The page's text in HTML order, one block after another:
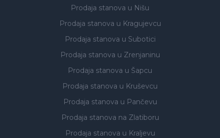
Prodaja stanova u Nišu
Prodaja stanova u Kragujevcu
Prodaja stanova u Subotici
Prodaja stanova u Zrenjaninu
Prodaja stanova u Šapcu
Prodaja stanova u Kruševcu
Prodaja stanova u Pančevu
Prodaja stanova na Zlatiboru
Prodaja stanova u Kraljevu